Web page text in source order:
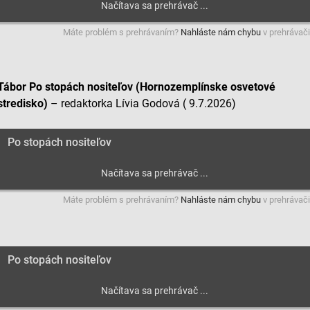
z rôznych zdrojovMáte problém s prehrávaním? Nahláste nám chybu v
Po stopách nositeľov (Hornozemplínske osvetové
– redaktorka Lívia Godová ( 9.7.2026)
Po stopách nositeľov
Máte problém s prehrávaním? Nahláste nám chybu v
Po stopách nositeľov